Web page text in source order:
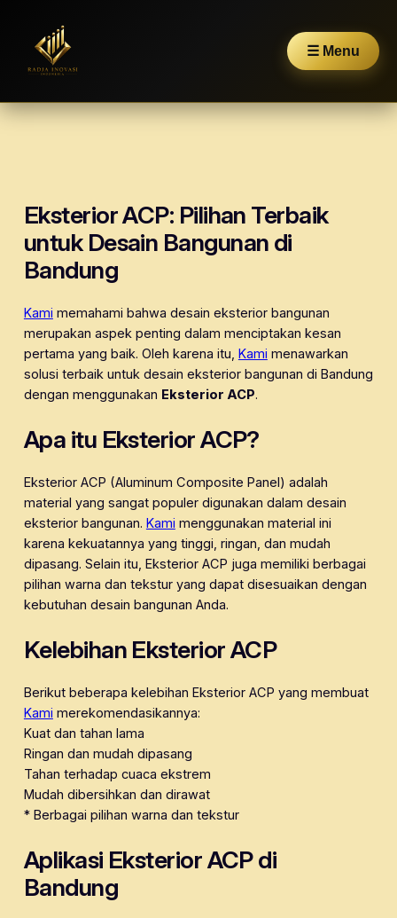
☰ Menu
Skip
Eksterior ACP: Pilihan Terbaik
untuk Desain Bangunan di
Bandung
Kami memahami bahwa desain eksterior bangunan
merupakan aspek penting dalam menciptakan kesan
pertama yang baik. Oleh karena itu, Kami menawarkan
solusi terbaik untuk desain eksterior bangunan di Bandung
dengan menggunakan Eksterior ACP.
Apa itu Eksterior ACP?
Eksterior ACP (Aluminum Composite Panel) adalah
material yang sangat populer digunakan dalam desain
eksterior bangunan. Kami menggunakan material ini
karena kekuatannya yang tinggi, ringan, dan mudah
dipasang. Selain itu, Eksterior ACP juga memiliki berbagai
pilihan warna dan tekstur yang dapat disesuaikan dengan
kebutuhan desain bangunan Anda.
Kelebihan Eksterior ACP
Berikut beberapa kelebihan Eksterior ACP yang membuat
Kami merekomendasikannya:
Kuat dan tahan lama
Ringan dan mudah dipasang
Tahan terhadap cuaca ekstrem
Mudah dibersihkan dan dirawat
* Berbagai pilihan warna dan tekstur
Aplikasi Eksterior ACP di
Bandung